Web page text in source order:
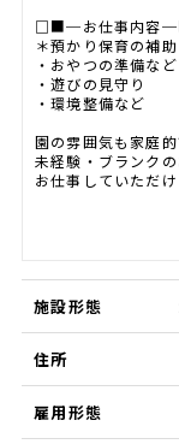
□■─お仕事内容
＊預かり保育の補助
・おやつの準備など
・遊びの見守り
・環境整備など
園の雰囲気も家庭
未経験・ブランク
お仕事していただ
施設形態
住所
雇用形態